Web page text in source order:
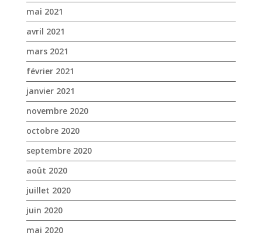
mai 2021
avril 2021
mars 2021
février 2021
janvier 2021
novembre 2020
octobre 2020
septembre 2020
août 2020
juillet 2020
juin 2020
mai 2020